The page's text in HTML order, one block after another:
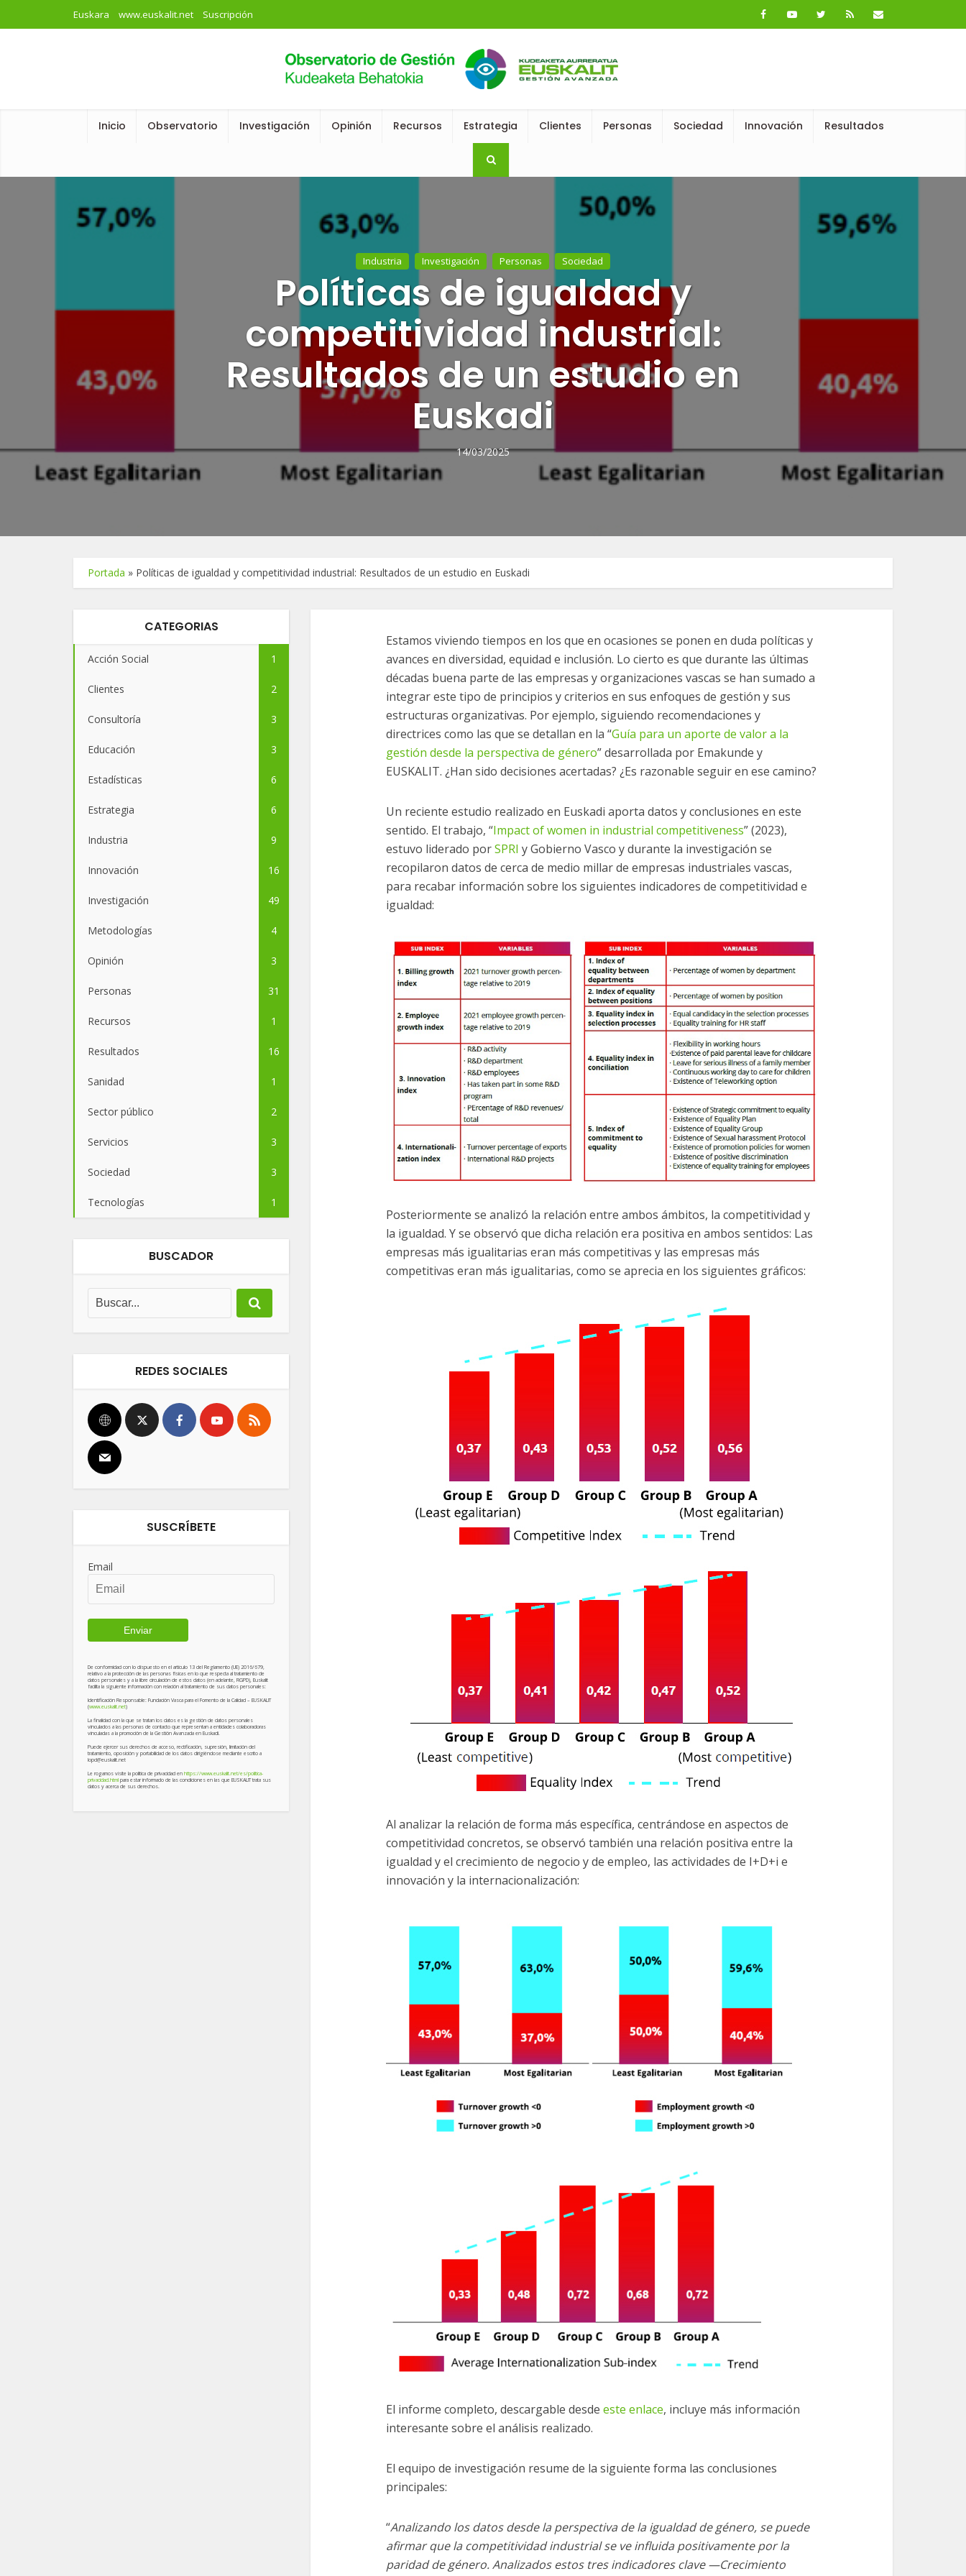
Euskara www.euskalit.net Suscripción
Inicio Observatorio Investigación Opinión Recursos Estrategia Clientes Personas Sociedad Innovación Resultados
Industria Investigación Personas Sociedad
Políticas de igualdad y
competitividad industrial:
Resultados de un estudio en
Euskadi
14/03/2025
Portada » Políticas de igualdad y competitividad industrial: Resultados de un estudio en Euskadi
CATEGORIAS
Acción Social 1
Clientes 2
Consultoría 3
Educación 3
Estadísticas 6
Estrategia 6
Industria 9
Innovación 16
Investigación 49
Metodologías 4
Opinión 3
Personas 31
Recursos 1
Resultados 16
Sanidad 1
Sector público 2
Servicios 3
Sociedad 3
Tecnologías 1
BUSCADOR
REDES SOCIALES
SUSCRÍBETE
Email
De conformidad con lo dispuesto en el artículo 13 del Reglamento (UE) 2016/679,
relativo a la protección de las personas físicas en lo que respecta al tratamiento de
datos personales y a la libre circulación de estos datos (en adelante, RGPD), Euskalit
facilita la siguiente información con relación al tratamiento de sus datos personales:
Identificación Responsable: Fundación Vasca para el Fomento de la Calidad – EUSKALIT
(www.euskalit.net)
La finalidad con la que se tratan los datos es la gestión de datos personales
vinculados a las personas de contacto que representan a entidades colaboradoras
vinculadas a la promoción de la Gestión Avanzada en Euskadi.
Puede ejercer sus derechos de acceso, rectificación, supresión, limitación del
tratamiento, oposición y portabilidad de los datos dirigiéndose mediante escrito a
lopd@euskalit.net
Le rogamos visite la política de privacidad en https://www.euskalit.net/es/politica-
privacidad.html para estar informado de las condiciones en las que EUSKALIT trata sus
datos y acerca de sus derechos.
Estamos viviendo tiempos en los que en ocasiones se ponen en duda políticas y
avances en diversidad, equidad e inclusión. Lo cierto es que durante las últimas
décadas buena parte de las empresas y organizaciones vascas se han sumado a
integrar este tipo de principios y criterios en sus enfoques de gestión y sus
estructuras organizativas. Por ejemplo, siguiendo recomendaciones y
directrices como las que se detallan en la “Guía para un aporte de valor a la
gestión desde la perspectiva de género” desarrollada por Emakunde y
EUSKALIT. ¿Han sido decisiones acertadas? ¿Es razonable seguir en ese camino?
Un reciente estudio realizado en Euskadi aporta datos y conclusiones en este
sentido. El trabajo, “Impact of women in industrial competitiveness” (2023),
estuvo liderado porSPRI y Gobierno Vasco y durante la investigación se
recopilaron datos de cerca de medio millar de empresas industriales vascas,
para recabar información sobre los siguientes indicadores de competitividad e
igualdad:
Posteriormente se analizó la relación entre ambos ámbitos, la competitividad y
la igualdad. Y se observó que dicha relación era positiva en ambos sentidos: Las
empresas más igualitarias eran más competitivas y las empresas más
competitivas eran más igualitarias, como se aprecia en los siguientes gráficos:
Al analizar la relación de forma más específica, centrándose en aspectos de
competitividad concretos, se observó también una relación positiva entre la
igualdad y el crecimiento de negocio y de empleo, las actividades de I+D+i e
innovación y la internacionalización:
El informe completo, descargable desde este enlace, incluye más información
interesante sobre el análisis realizado.
El equipo de investigación resume de la siguiente forma las conclusiones
principales:
“Analizando los datos desde la perspectiva de la igualdad de género, se puede
afirmar que la competitividad industrial se ve influida positivamente por la
paridad de género. Analizados estos tres indicadores clave —Crecimiento